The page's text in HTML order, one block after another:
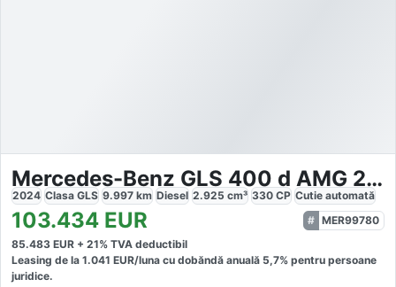
Mercedes-Benz GLS 400 d AMG 22*Pano*Burmester*7Sitz*360°*STHZG
2024 Clasa GLS 9.997 km Diesel 2.925 cm³ 330 CP Cutie automată
103.434 EUR
MER99780
85.483 EUR + 21% TVA deductibil
Leasing de la 1.041 EUR/luna cu dobăndă anuală 5,7% pentru persoane
juridice.